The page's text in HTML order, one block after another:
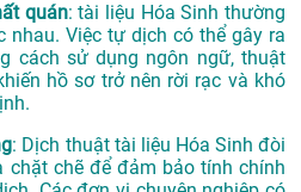
quán: tài liệu Hóa Sinh thường
nhau. Việc tự dịch có thể gây ra
cách sử dụng ngôn ngữ, thuật
hồ sơ trở nên rời rạc và khó
: Dịch thuật tài liệu Hóa Sinh đòi
chặt chẽ để đảm bảo tính chính